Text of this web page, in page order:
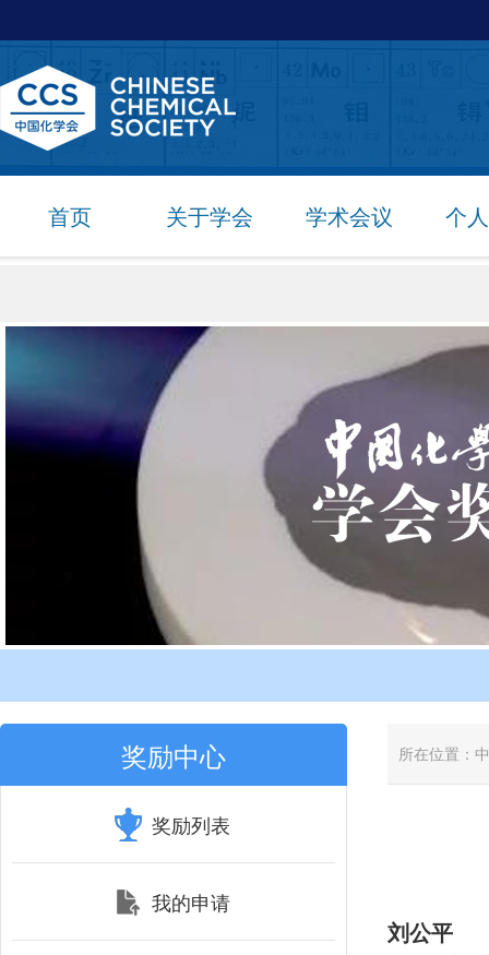
首页 关于学会 学术会议 个
奖励中心
奖励列表
我的申请
所在位置：
刘公平